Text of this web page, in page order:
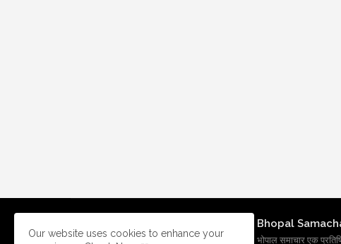
Bhopal
भोपाल समाचार एक
Our website uses cookies to enhance your